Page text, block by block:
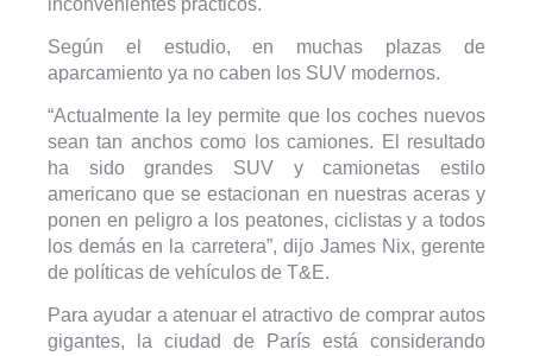
inconvenientes prácticos.
Según el estudio, en muchas plazas de
aparcamiento ya no caben los SUV modernos.
“Actualmente la ley permite que los coches nuevos
sean tan anchos como los camiones. El resultado
ha sido grandes SUV y camionetas estilo
americano que se estacionan en nuestras aceras y
ponen en peligro a los peatones, ciclistas y a todos
los demás en la carretera”, dijo James Nix, gerente
de políticas de vehículos de T&E.
Para ayudar a atenuar el atractivo de comprar autos
gigantes, la ciudad de París está considerando